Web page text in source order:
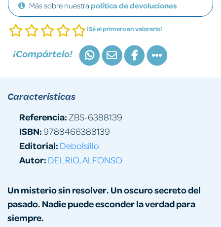
Más sobre nuestra política de devoluciones
¡Sé el primero en valorarlo!
¡Compártelo!
Un misterio sin resolver. Un oscuro secreto del
pasado. Nadie puede esconder la verdad para
siempre.
Características
Referencia: ZBS-6388139
ISBN:9788466388139
Editorial: Debolsillo
Autor: DEL RIO, ALFONSO